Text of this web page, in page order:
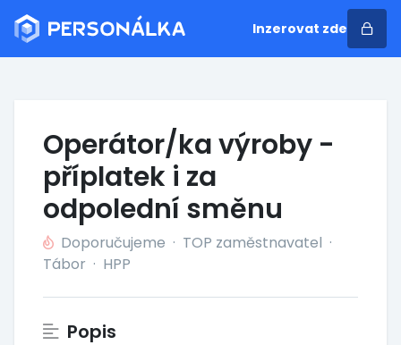
Inzerovat zde
Operátor/ka výroby -
příplatek i za
odpolední směnu
Doporučujeme · TOP zaměstnavatel ·
Tábor · HPP
Popis